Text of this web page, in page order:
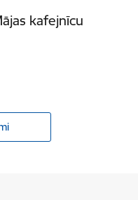
kafejnīcu